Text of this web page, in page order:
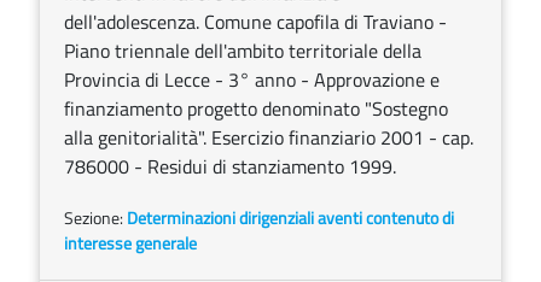
dell'adolescenza. Comune capofila di Traviano -
Piano triennale dell'ambito territoriale della
Provincia di Lecce - 3° anno - Approvazione e
finanziamento progetto denominato "Sostegno
alla genitorialità". Esercizio finanziario 2001 - cap.
786000 - Residui di stanziamento 1999.
Sezione: Determinazioni dirigenziali aventi contenuto di
interesse generale